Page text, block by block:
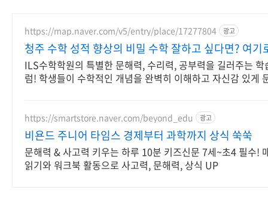
https://map.naver.com/v5/entry/place/17277804 광고
청주 수학 성적 향상의 비밀 수학 잘하고 싶다면? 여기
ILS수학학원의 특별한 문해력, 수리력, 공부력을 길러주는 학
럼! 학생들이 수학적인 개념을 완벽히 이해하고 자신감 있게
https://smartstore.naver.com/beyond_edu 광고
비욘드 주니어 타임스 경제부터 과학까지 상식 쑥쑥
문해력 & 사고력 키우는 하루 10분 키즈신문 7세~초4 필수!
읽기와 워크북 활동으로 사고력, 문해력, 상식 UP